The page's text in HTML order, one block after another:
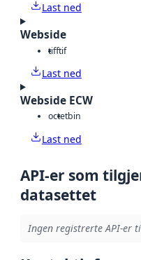
Last ned
Webside
tifftif
Last ned
Webside ECW
octetbin
Last ned
API-er som
datasettet
Ingen registrerte API-er